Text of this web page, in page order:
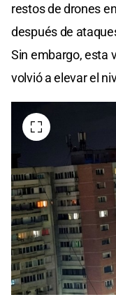
restos de drones
después de
Sin embargo, esta
volvió a elevar el